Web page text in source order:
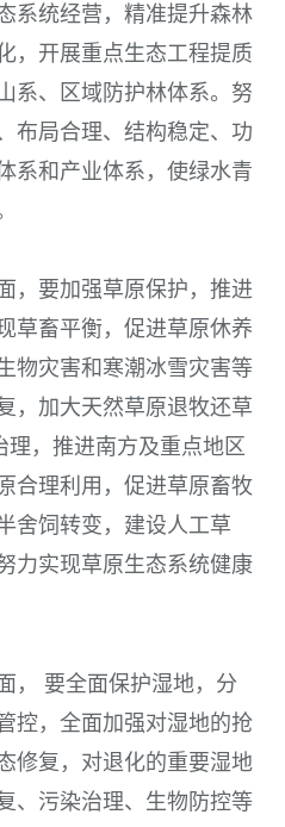
系统经营，精准提升森林
，开展重点生态工程提质
系、区域防护林体系。努
布局合理、结构稳定、功
系和产业体系，使绿水青
，要加强草原保护，推进
草畜平衡，促进草原休养
物灾害和寒潮冰雪灾害等
，加大天然草原退牧还草
理，推进南方及重点地区
合理利用，促进草原畜牧
舍饲转变，建设人工草
力实现草原生态系统健康
， 要全面保护湿地，分
控，全面加强对湿地的抢
修复，对退化的重要湿地
、污染治理、生物防控等